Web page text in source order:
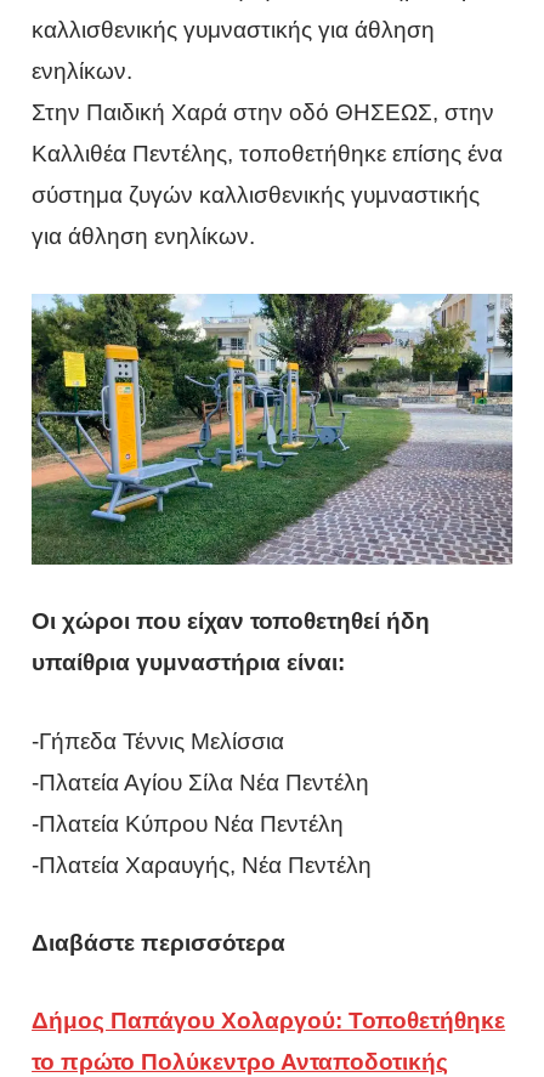
καλλισθενικής γυμναστικής για άθληση
ενηλίκων.
Στην Παιδική Χαρά στην οδό ΘΗΣΕΩΣ, στην
Καλλιθέα Πεντέλης, τοποθετήθηκε επίσης ένα
σύστημα ζυγών καλλισθενικής γυμναστικής
για άθληση ενηλίκων.
Οι χώροι που είχαν τοποθετηθεί ήδη
υπαίθρια γυμναστήρια είναι:
-Γήπεδα Τέννις Μελίσσια
-Πλατεία Αγίου Σίλα Νέα Πεντέλη
-Πλατεία Κύπρου Νέα Πεντέλη
-Πλατεία Χαραυγής, Νέα Πεντέλη
Διαβάστε περισσότερα
Δήμος Παπάγου Χολαργού: Τοποθετήθηκε
το πρώτο Πολύκεντρο Ανταποδοτικής